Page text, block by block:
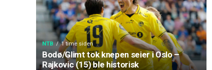
NTB 1 time siden
Bodø/Glimt tok knepen seier i Oslo –
Rajkovic (15) ble historisk